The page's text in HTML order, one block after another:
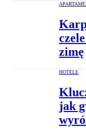
zimę
HOTELE
jak